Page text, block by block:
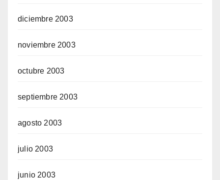
diciembre 2003
noviembre 2003
octubre 2003
septiembre 2003
agosto 2003
julio 2003
junio 2003